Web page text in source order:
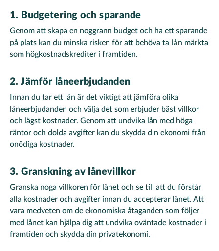
1. Budgetering och sparande
Genom att skapa en noggrann budget och ha ett sparande
på plats kan du minska risken för att behöva ta lån märkta
som högkostnadskrediter i framtiden.
2. Jämför låneerbjudanden
Innan du tar ett lån är det viktigt att jämföra olika
låneerbjudanden och välja det som erbjuder bäst villkor
och lägst kostnader. Genom att undvika lån med höga
räntor och dolda avgifter kan du skydda din ekonomi från
onödiga kostnader.
3. Granskning av lånevillkor
Granska noga villkoren för lånet och se till att du förstår
alla kostnader och avgifter innan du accepterar lånet. Att
vara medveten om de ekonomiska åtaganden som följer
med lånet kan hjälpa dig att undvika oväntade kostnader i
framtiden och skydda din privatekonomi.